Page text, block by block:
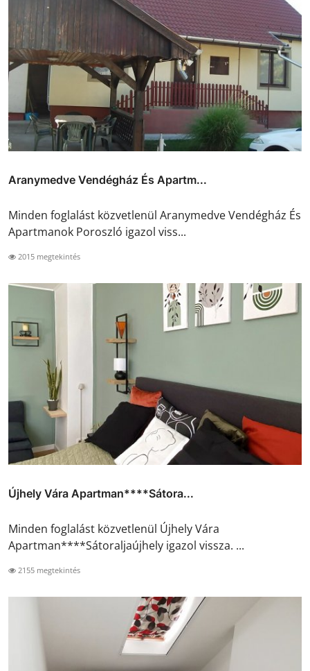
Aranymedve Vendégház És Apartm...
Minden foglalást közvetlenül Aranymedve Vendégház És
Apartmanok Poroszló igazol viss...
2015 megtekintés
Újhely Vára Apartman****Sátora...
Minden foglalást közvetlenül Újhely Vára
Apartman****Sátoraljaújhely igazol vissza. ...
2155 megtekintés